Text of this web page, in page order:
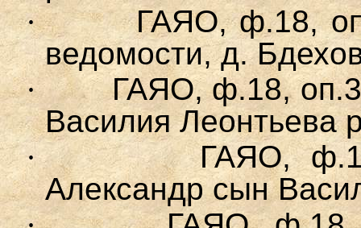
·
ГАЯО, ф.18, о
ведомости, д.
·
ГАЯО, ф.18,
Василия Леонтьева
·
ГАЯО,
Александр сын